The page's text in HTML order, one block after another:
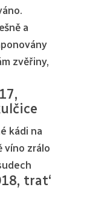
a
zvěřiny,
kádi na
víno zrálo
trat‘